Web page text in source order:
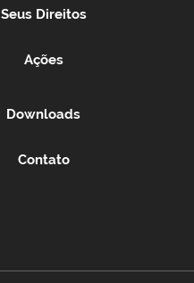
Seus Direitos
Ações
Downloads
Contato